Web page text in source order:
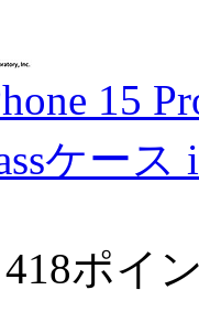
15
ケー
418ポイ